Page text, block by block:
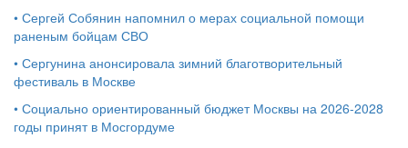
• Сергей Собянин напомнил о мерах социальной помощи
раненым бойцам СВО
• Сергунина анонсировала зимний благотворительный
фестиваль в Москве
• Социально ориентированный бюджет Москвы на 2026-2028
годы принят в Мосгордуме